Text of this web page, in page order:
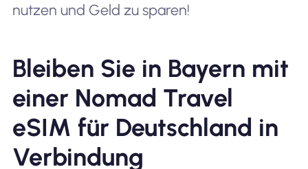
nutzen und Geld zu sparen!
Bleiben Sie in Bayern mit
einer Nomad Travel
eSIM für Deutschland in
Verbindung